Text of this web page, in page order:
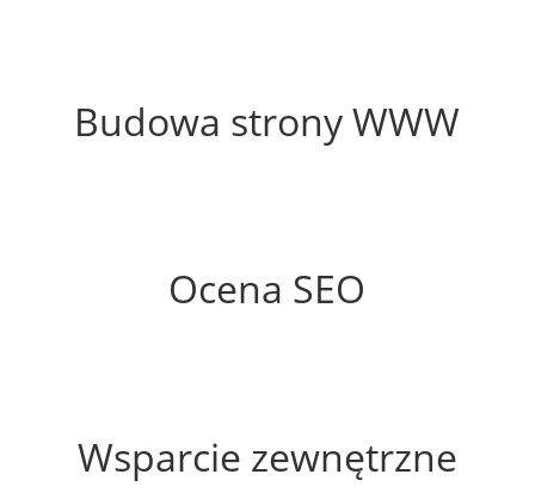
Budowa strony WWW
Ocena SEO
Wsparcie zewnętrzne